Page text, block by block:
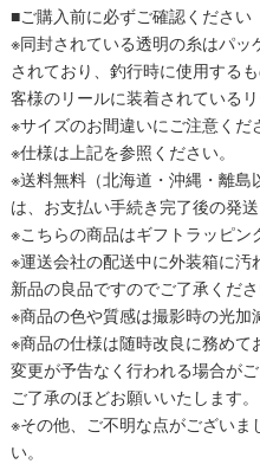
■ご購入前に必ずご確認ください
※同封されている透明の糸はパ
されており、釣行時に使用する
客様のリールに装着されている
※サイズのお間違いにご注意くだ
※仕様は上記を参照ください。
※送料無料（北海道・沖縄・離
は、お支払い手続き完了後の発送
※こちらの商品はギフトラッピン
※運送会社の配送中に外装箱に
新品の良品ですのでご了承くださ
※商品の色や質感は撮影時の光加
※商品の仕様は随時改良に務め
変更が予告なく行われる場合が
ご了承のほどお願いいたします。
※その他、ご不明な点がございま
い。